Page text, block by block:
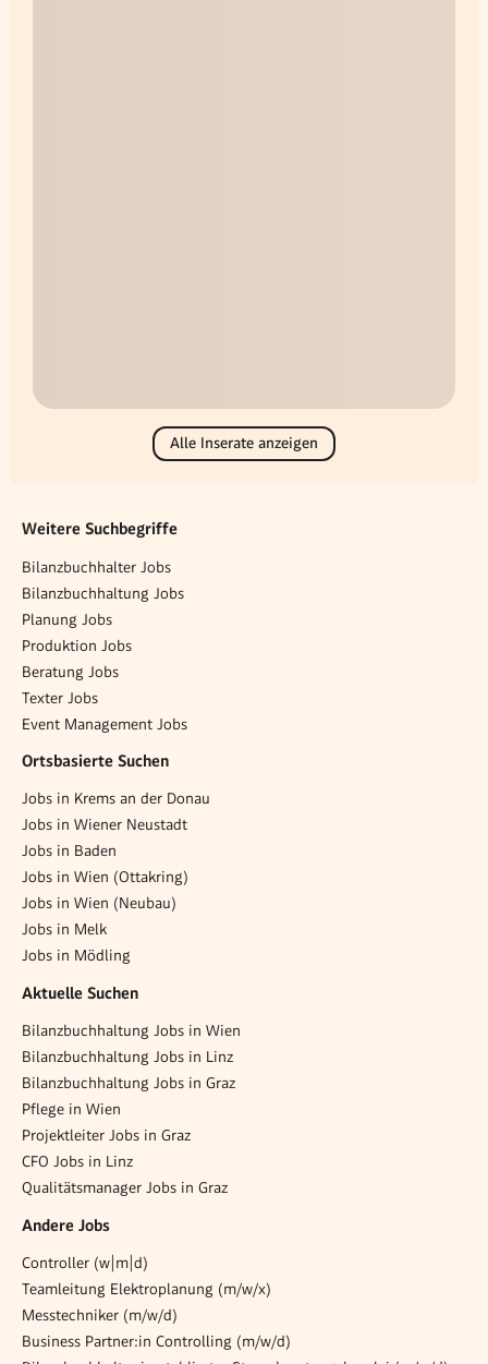
Alle Inserate anzeigen
Weitere Suchbegriffe
Bilanzbuchhalter Jobs
Bilanzbuchhaltung Jobs
Planung Jobs
Produktion Jobs
Beratung Jobs
Texter Jobs
Event Management Jobs
Ortsbasierte Suchen
Jobs in Krems an der Donau
Jobs in Wiener Neustadt
Jobs in Baden
Jobs in Wien (Ottakring)
Jobs in Wien (Neubau)
Jobs in Melk
Jobs in Mödling
Aktuelle Suchen
Bilanzbuchhaltung Jobs in Wien
Bilanzbuchhaltung Jobs in Linz
Bilanzbuchhaltung Jobs in Graz
Pflege in Wien
Projektleiter Jobs in Graz
CFO Jobs in Linz
Qualitätsmanager Jobs in Graz
Andere Jobs
Controller (w|m|d)
Teamleitung Elektroplanung (m/w/x)
Messtechniker (m/w/d)
Business Partner:in Controlling (m/w/d)